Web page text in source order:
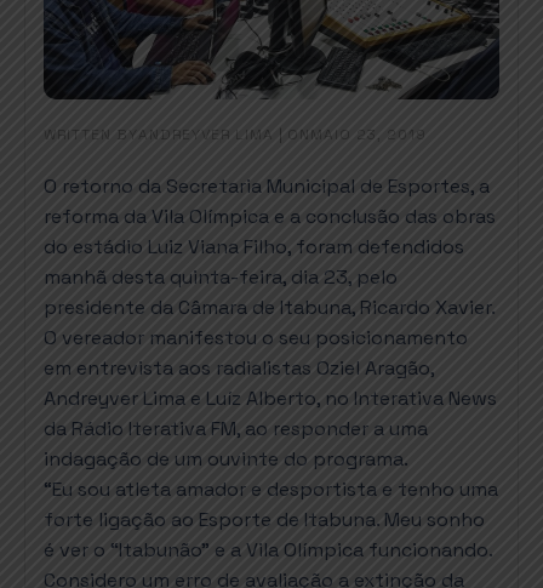
WRITTEN BYANDREYVER LIMA ON MAIO 23, 2019
O retorno da Secretaria Municipal de Esportes, a
reforma da Vila Olímpica e a conclusão das obras
do estádio Luiz Viana Filho, foram defendidos
manhã desta quinta-feira, dia 23, pelo
presidente da Câmara de Itabuna, Ricardo Xavier.
O vereador manifestou o seu posicionamento
em entrevista aos radialistas Oziel Aragão,
Andreyver Lima e Luíz Alberto, no Interativa News
da Rádio Iterativa FM, ao responder a uma
indagação de um ouvinte do programa.
“Eu sou atleta amador e desportista e tenho uma
forte ligação ao Esporte de Itabuna. Meu sonho
é ver o “Itabunão” e a Vila Olímpica funcionando.
Considero um erro de avaliação a extinção da